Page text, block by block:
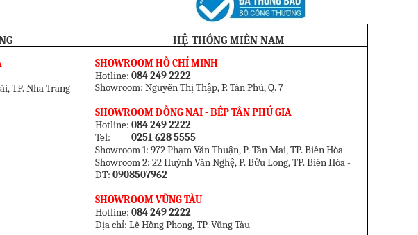
HỆ THỐNG MIỀN NAM
TP. Nha Trang
SHOWROOM HỒ CHÍ MINH
Hotline:084 249 2222
Showroom: Nguyễn Thị Thập, P. Tân Phú, Q. 7
SHOWROOM ĐỒNG NAI - BẾP TÂN PHÚ GIA
Hotline:084 249 2222
Tel:0251 628 5555
Showroom 1: 972 Phạm Văn Thuận, P. Tân Mai, TP. Biên Hòa
Showroom 2: 22 Huỳnh Văn Nghệ, P. Bửu Long, TP. Biên Hòa -
ĐT:0908507962
SHOWROOM VŨNG TÀU
Hotline:084 249 2222
Địa chỉ: Lê Hồng Phong, TP. Vũng Tàu